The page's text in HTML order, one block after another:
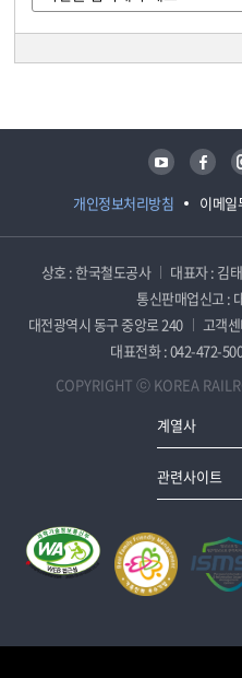
개인정보처리방침 이메
유튜브 페이스북
상호 : 한국철도공사 대표자 : 김
통신판매업신고 :
대전광역시 동구 중앙로 240
고객
대표전화 : 042-472-
COPYRIGHT ⓒ KOREA
계열사
관련사이트